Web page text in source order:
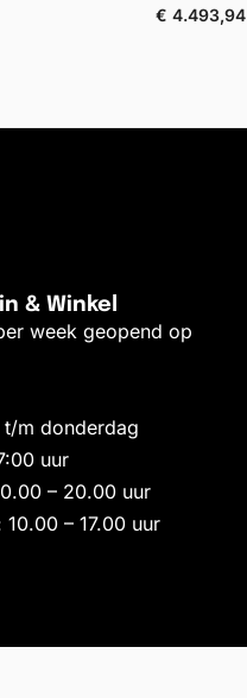
€ 4.493,94
& Winkel
week geopend op
t/m donderdag
uur
– 20.00 uur
10.00 – 17.00 uur